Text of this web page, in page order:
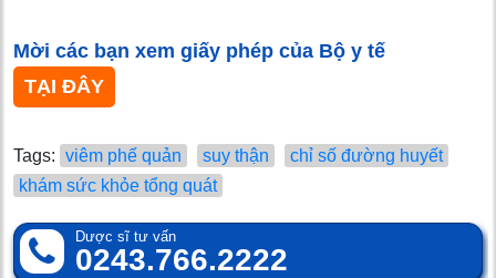
Mời các bạn xem giấy phép của Bộ y tế
TẠI ĐÂY
Tags: viêm phế quản suy thận
chỉ số đường huyết
khám sức khỏe tổng quát
Dược sĩ tư vấn
0243.766.2222